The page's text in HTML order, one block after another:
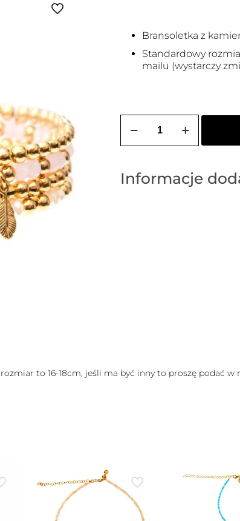
Bransoletka z
Standardowy
mailu (wystarczy
Zestaw
Informacje
to 16-18cm, jeśli ma być inny to proszę podać